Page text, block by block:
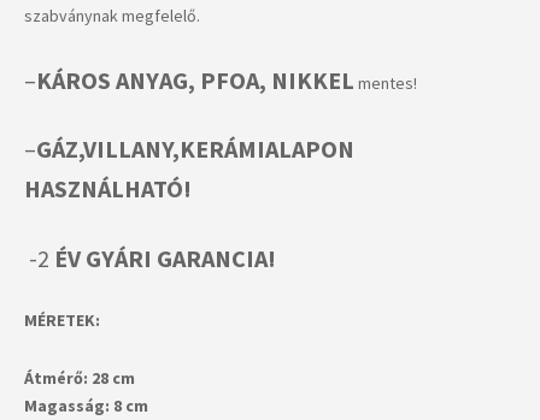
szabványnak megfelelő.
–KÁROS ANYAG, PFOA, NIKKEL mentes!
–GÁZ,VILLANY,KERÁMIALAPON
HASZNÁLHATÓ!
-2 ÉV GYÁRI GARANCIA!
MÉRETEK:
Átmérő: 28 cm
Magasság: 8 cm